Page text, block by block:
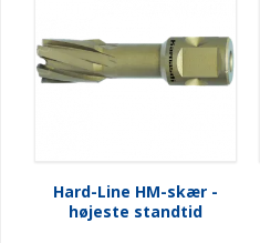
Hard-Line HM-skær -
højeste standtid